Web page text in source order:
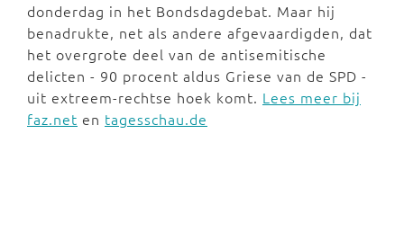
donderdag in het Bondsdagdebat. Maar hij
benadrukte, net als andere afgevaardigden, dat
het overgrote deel van de antisemitische
delicten - 90 procent aldus Griese van de SPD -
uit extreem-rechtse hoek komt. Lees meer bij
faz.net en tagesschau.de